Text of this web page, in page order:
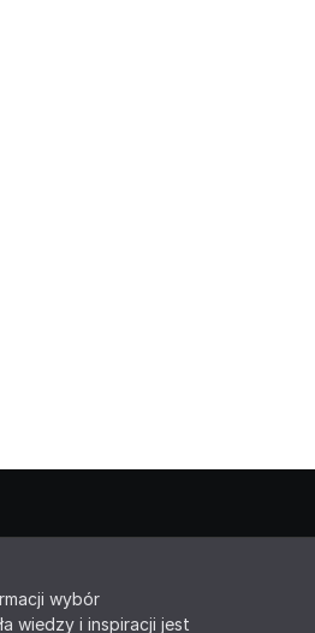
wybór
wiedzy i inspiracji jest